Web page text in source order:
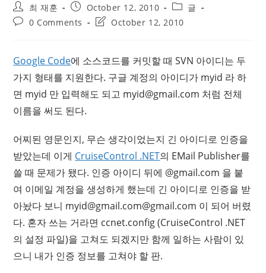
Post
author:
최 재훈
Post
published:
October 12, 2010
Post
category:
글
Post0 Comments
PostOctober 12, 2010
Google Code에 소스코드를 커밋할 때 SVN 아이디는 두
가지 형태를 지원한다. 구글 계정의 아이디가 myid 라 하
면 myid 만 입력해도 되고 myid@gmail.com 처럼 전체
이름을 써도 된다.
어찌된 영문인지, 무슨 생각이었는지 긴 아이디로 인증을
받았는데 이게 CruiseControl .NET의 EMail Publisher를
쓸 때 문제가 됐다. 인증 아이디 뒤에 @gmail.com 을 붙
여 이메일 계정을 생성하게 했는데 긴 아이디로 인증을 받
아놨다 보니 myid@gmail.com@gmail.com 이 되어 버렸
다. 혼자 쓰는 거라면 ccnet.config (CruiseControl .NET
의 설정 파일)을 고쳐도 되겠지만 함께 일하는 사람이 있
으니 내가 인증 정보를 고쳐야 할 판.